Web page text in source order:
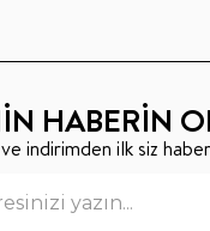
HABERİN
indirimden ilk siz